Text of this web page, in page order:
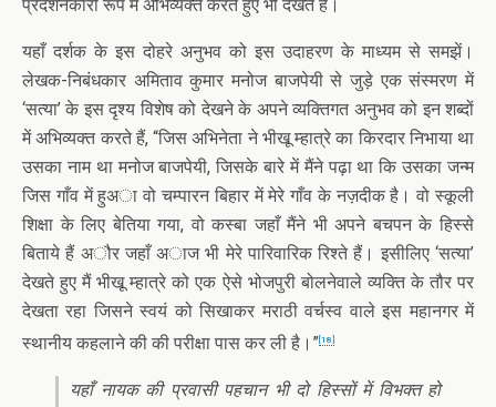
प्रदर्शनकारी रूप में अभिव्यक्त करते हुए भी देखते हैं।
यहाँ दर्शक के इस दोहरे अनुभव को इस उदाहरण के माध्यम से समझें।
लेखक-निबंधकार अमिताव कुमार मनोज बाजपेयी से जुड़े एक संस्मरण में
‘सत्या’ के इस दृश्य विशेष को देखने के अपने व्यक्तिगत अनुभव को इन शब्दों
में अभिव्यक्त करते हैं, “जिस अभिनेता ने भीखू म्हात्रे का किरदार निभाया था
उसका नाम था मनोज बाजपेयी, जिसके बारे में मैंने पढ़ा था कि उसका जन्म
जिस गाँव में हुअा वो चम्पारन बिहार में मेरे गाँव के नज़दीक है। वो स्कूली
शिक्षा के लिए बेतिया गया, वो कस्बा जहाँ मैंने भी अपने बचपन के हिस्से
बिताये हैं अौर जहाँ अाज भी मेरे पारिवारिक रिश्ते हैं। इसीलिए ‘सत्या’
देखते हुए मैं भीखू म्हात्रे को एक ऐसे भोजपुरी बोलनेवाले व्यक्ति के तौर पर
देखता रहा जिसने स्वयं को सिखाकर मराठी वर्चस्व वाले इस महानगर में
स्थानीय कहलाने की की परीक्षा पास कर ली है।” [18]
यहाँ नायक की प्रवासी पहचान भी दो हिस्सों में विभक्त हो